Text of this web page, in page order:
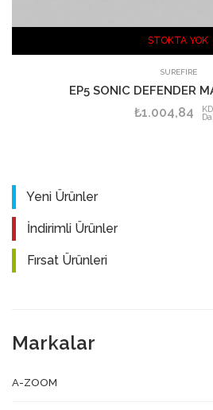
STOKTA YOK
SUREFIRE
EP5 SONIC DEFENDER
₺1.004,84
Yeni Ürünler
İndirimli Ürünler
Fırsat Ürünleri
Markalar
A-ZOOM